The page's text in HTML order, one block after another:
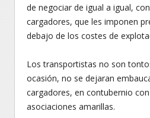
de negociar de igual a igual,
cargadores, que les imponen
debajo de los costes de
Los transportistas no son
ocasión, no se dejaran
cargadores, en contubernio
asociaciones amarillas.